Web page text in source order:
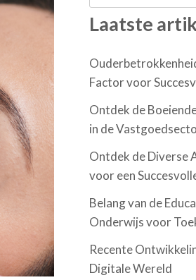
Laatste
Factor voor
Ontdek de
in de
Ontdek de Diverse
voor een
Belang van de
Onderwijs voor
Recente
Digitale Wereld